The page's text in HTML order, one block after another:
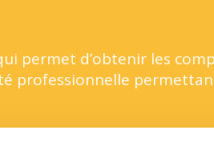
permet d’obtenir les
professionnelle